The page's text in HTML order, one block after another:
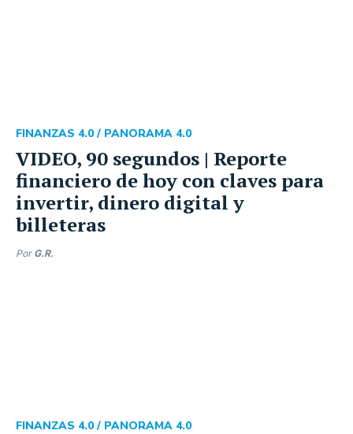
VIDEO, 90 segundos | Reporte
financiero de hoy con claves para
invertir, dinero digital y
billeteras
FINANZAS 4.0 / PANORAMA 4.0
Por G.R.
FINANZAS 4.0 / PANORAMA 4.0